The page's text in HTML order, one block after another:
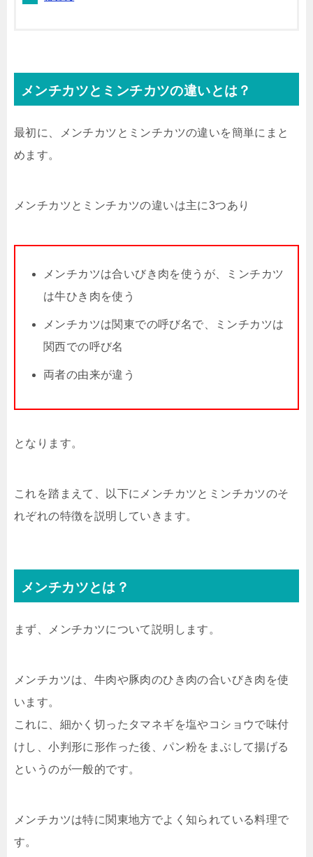
メンチカツとミンチカツの違いとは？
最初に、メンチカツとミンチカツの違いを簡単にまと
めます。
メンチカツとミンチカツの違いは主に3つあり
メンチカツは合いびき肉を使うが、ミンチカツ
は牛ひき肉を使う
メンチカツは関東での呼び名で、ミンチカツは
関西での呼び名
両者の由来が違う
となります。
これを踏まえて、以下にメンチカツとミンチカツのそ
れぞれの特徴を説明していきます。
メンチカツとは？
まず、メンチカツについて説明します。
メンチカツは、牛肉や豚肉のひき肉の合いびき肉を使
います。
これに、細かく切ったタマネギを塩やコショウで味付
けし、小判形に形作った後、パン粉をまぶして揚げる
というのが一般的です。
メンチカツは特に関東地方でよく知られている料理で
す。